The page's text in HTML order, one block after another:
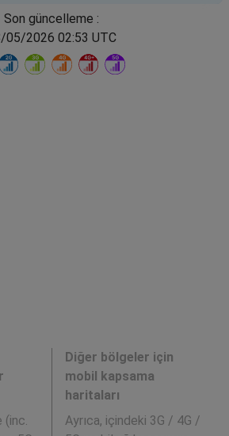
Son güncelleme :
05/2026 02:53 UTC
Diğer bölgeler için
mobil kapsama
haritaları
Ayrıca, içindeki 3G / 4G /